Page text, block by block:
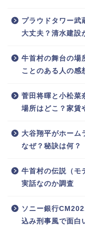
プラウドタワー武
大丈夫？清水建設
牛首村の舞台の場
ことのある人の感
菅田将暉と小松菜
場所はどこ？家賃
大谷翔平がホーム
なぜ？秘訣は何？
牛首村の伝説（モ
実話なのか調査
ソニー銀行
込み刑事風で面白